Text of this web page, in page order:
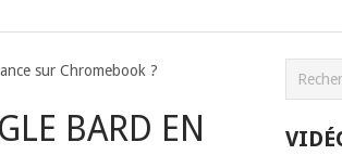
sur Chromebook ?
BARD EN